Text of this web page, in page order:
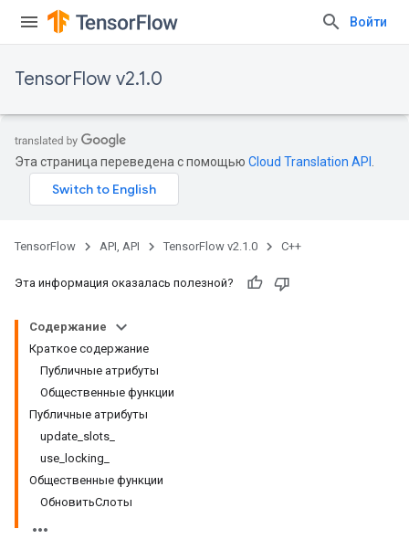
Войти
TensorFlow v2.1.0
Эта страница переведена с помощью Cloud Translation API
TensorFlow API, API TensorFlow v2.1.0 C++
Эта информация оказалась полезной?
Содержание
Краткое содержание
Публичные атрибуты
Общественные функции
Публичные атрибуты
update_slots_
use_locking_
Общественные функции
ОбновитьСлоты